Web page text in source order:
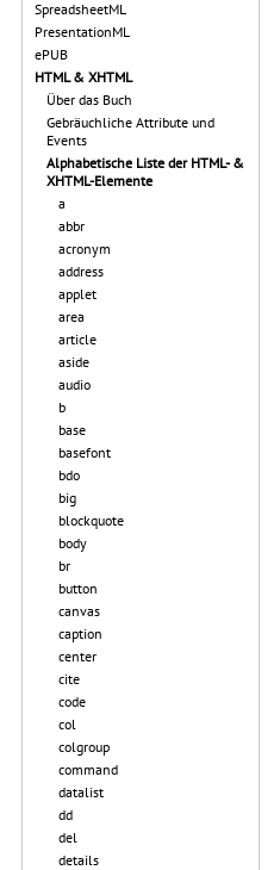
SpreadsheetML
PresentationML
ePUB
HTML & XHTML
Über das Buch
Gebräuchliche Attribute und
Events
Alphabetische Liste der HTML- &
XHTML-Elemente
a
abbr
acronym
address
applet
area
article
aside
audio
b
base
basefont
bdo
big
blockquote
body
br
button
canvas
caption
center
cite
code
col
colgroup
command
datalist
dd
del
details